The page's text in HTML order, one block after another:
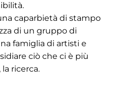
caparbietà di stampo
di un gruppo di
famiglia di artisti e
ciò che ci è più
la ricerca.